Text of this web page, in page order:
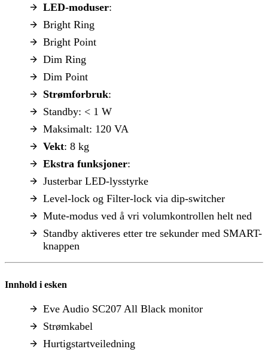
LED-moduser:
Bright Ring
Bright Point
Dim Ring
Dim Point
Strømforbruk:
Standby: < 1 W
Maksimalt: 120 VA
Vekt: 8 kg
Ekstra funksjoner:
Justerbar LED-lysstyrke
Level-lock og Filter-lock via dip-switcher
Mute-modus ved å vri volumkontrollen helt ned
Standby aktiveres etter tre sekunder med SMART-
knappen
Innhold i esken
Eve Audio SC207 All Black monitor
Strømkabel
Hurtigstartveiledning